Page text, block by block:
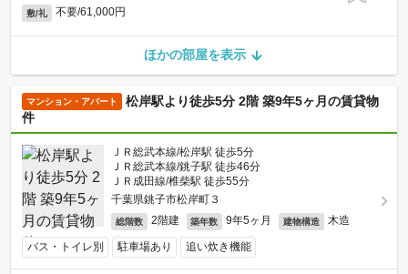
敷/礼 不要/61,000円
ほかの部屋を表示
マンション・アパート
松岸駅より徒歩5分 2階 築9年5ヶ月の賃貸物
件
ＪＲ総武本線/松岸駅 徒歩5分
ＪＲ総武本線/銚子駅 徒歩46分
ＪＲ成田線/椎柴駅 徒歩55分
千葉県銚子市松岸町３
総階数 2階建 築年数 9年5ヶ月 建物構造 木造
バス・トイレ別 駐車場あり 追い炊き機能